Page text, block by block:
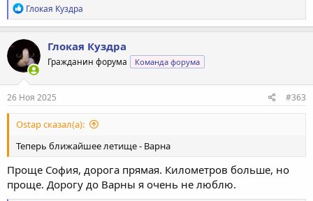
Р
е
а
к
ц
и
и
:
Глокая Куздра
Глокая Куздра
Гражданин форума Команда форума
26 Ноя 2025 #363
Ostap сказал(а):
Теперь ближайшее летище - Варна
Проще София, дорога прямая. Километров больше, но
проще. Дорогу до Варны я очень не люблю.